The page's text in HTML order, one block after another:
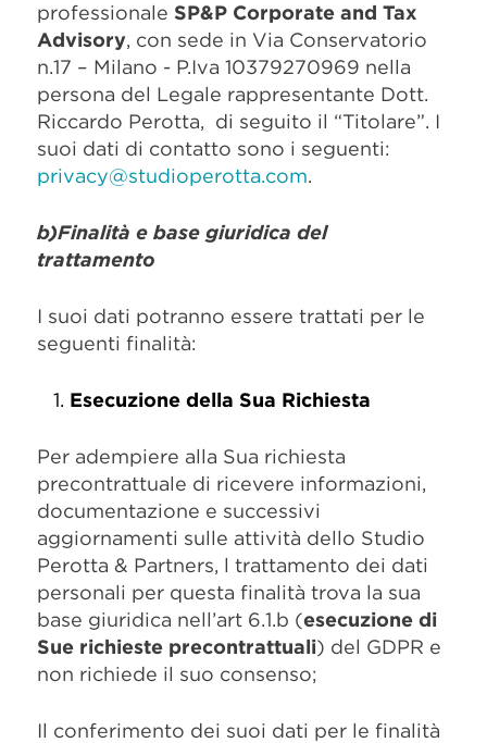
professionale SP&P Corporate and Tax
Advisory, con sede in Via Conservatorio
n.17 – Milano - P.Iva 10379270969 nella
persona del Legale rappresentante Dott.
Riccardo Perotta, di seguito il “Titolare”. I
suoi dati di contatto sono i seguenti:
privacy@studioperotta.com.
b)Finalità e base giuridica del
trattamento
I suoi dati potranno essere trattati per le
seguenti finalità:
Esecuzione della Sua Richiesta
Per adempiere alla Sua richiesta
precontrattuale di ricevere informazioni,
documentazione e successivi
aggiornamenti sulle attività dello Studio
Perotta & Partners, l trattamento dei dati
personali per questa finalità trova la sua
base giuridica nell’art 6.1.b (esecuzione di
Sue richieste precontrattuali) del GDPR e
non richiede il suo consenso;
Il conferimento dei suoi dati per le finalità